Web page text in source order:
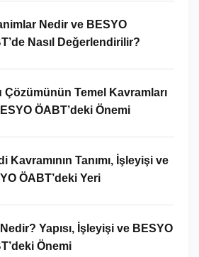
Nedir ve BESYO
Nasıl Değerlendirilir?
Çözümünün Temel Kavramları
ÖABT’deki Önemi
Kavramının Tanımı, İşleyişi ve
ÖABT’deki Yeri
Yapısı, İşleyişi ve BESYO
Önemi